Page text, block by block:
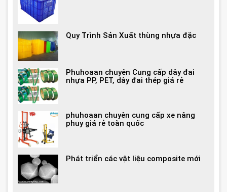
Quy Trình Sản Xuất thùng nhựa đặc
Phuhoaan chuyên Cung cấp dây đai
nhựa PP, PET, dây đai thép giá rẻ
phuhoaan chuyên cung cấp xe nâng
phuy giá rẻ toàn quốc
Phát triển các vật liệu composite mới